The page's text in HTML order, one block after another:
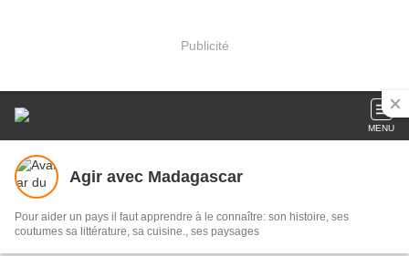
Publicité
MENU
Agir avec Madagascar
Pour aider un pays il faut apprendre à le connaître: son histoire, ses
coutumes sa littérature, sa cuisine., ses paysages